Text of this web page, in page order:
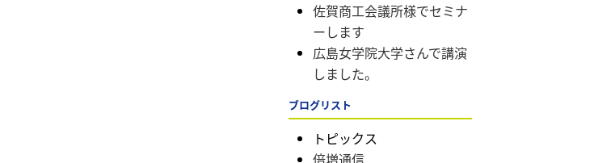
佐賀商工会議所様でセミナ
ーします
広島女学院大学さんで講演
しました。
ブログリスト
トピックス
倍増通信